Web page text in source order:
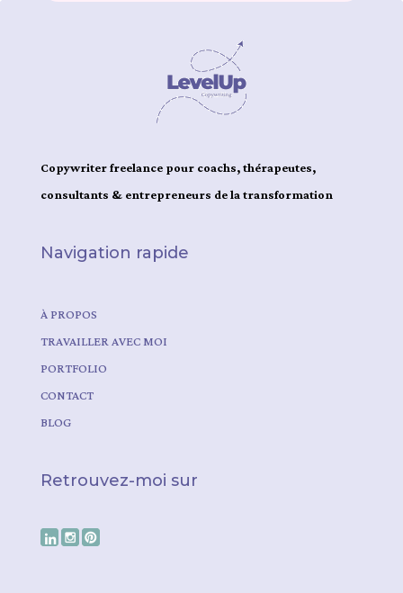
Copywriter freelance pour coachs, thérapeutes,
consultants & entrepreneurs de la transformation
Navigation rapide
À PROPOS
TRAVAILLER AVEC MOI
PORTFOLIO
CONTACT
BLOG
Retrouvez-moi sur